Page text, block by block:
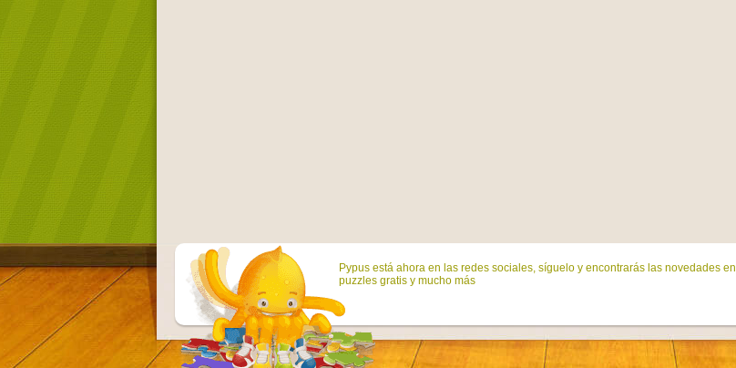
Pypus está ahora en las redes sociales, síguelo y encontrarás las novedades en
puzzles gratis y mucho más